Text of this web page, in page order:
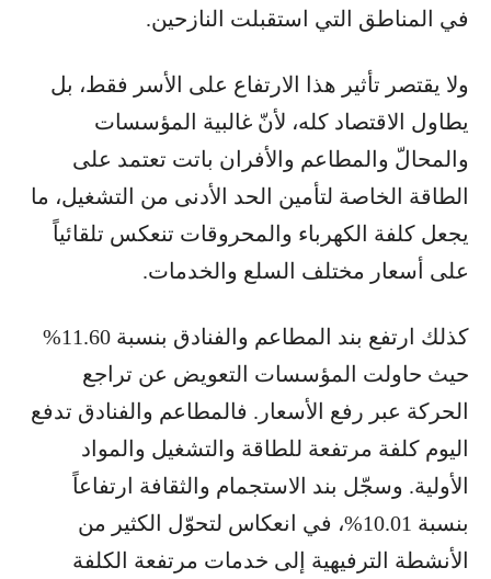
في المناطق التي استقبلت النازحين.
ولا يقتصر تأثير هذا الارتفاع على الأسر فقط، بل
يطاول الاقتصاد كله، لأنّ غالبية المؤسسات
والمحالّ والمطاعم والأفران باتت تعتمد على
الطاقة الخاصة لتأمين الحد الأدنى من التشغيل، ما
يجعل كلفة الكهرباء والمحروقات تنعكس تلقائياً
على أسعار مختلف السلع والخدمات.
كذلك ارتفع بند المطاعم والفنادق بنسبة 11.60%
حيث حاولت المؤسسات التعويض عن تراجع
الحركة عبر رفع الأسعار. فالمطاعم والفنادق تدفع
اليوم كلفة مرتفعة للطاقة والتشغيل والمواد
الأولية. وسجّل بند الاستجمام والثقافة ارتفاعاً
بنسبة 10.01%، في انعكاس لتحوّل الكثير من
الأنشطة الترفيهية إلى خدمات مرتفعة الكلفة